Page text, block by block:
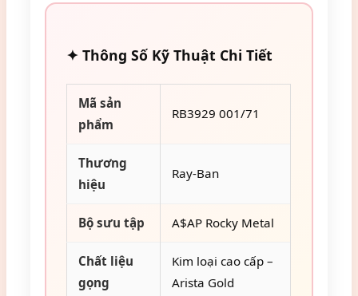
✦ Thông Số Kỹ Thuật Chi Tiết
Mã sản
phẩm
RB3929 001/71
Thương
hiệu
Ray-Ban
Bộ sưu tập A$AP Rocky Metal
Chất liệu
gọng
Kim loại cao cấp –
Arista Gold